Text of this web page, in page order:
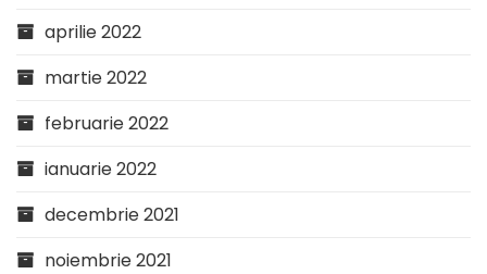
aprilie 2022
martie 2022
februarie 2022
ianuarie 2022
decembrie 2021
noiembrie 2021